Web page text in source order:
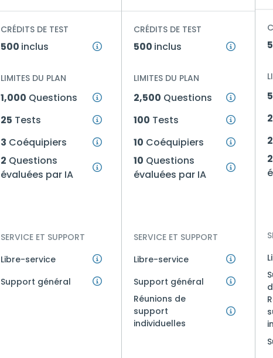
CRÉDITS DE TEST
500 inclus
LIMITES DU PLAN
1,000 Questions
25 Tests
3 Coéquipiers
2 Questions
évaluées par IA
SERVICE ET SUPPORT
Libre-service
Support général
CRÉDITS DE TEST
500 inclus
LIMITES DU PLAN
2,500 Questions
100 Tests
10 Coéquipiers
10 Questions
évaluées par IA
SERVICE ET SUPPORT
Libre-service
Support général
Réunions de
support
individuelles